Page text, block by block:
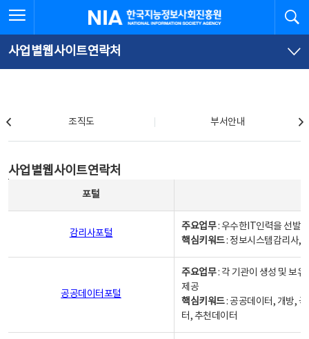
문
로
가
체
뉴
바
가
한국지능정보사회진흥원
사업별웹사이트연락처
조직도 부서안내
사업별웹사이트연락처
포털
감리사포털
주요업무: 우수한IT인력을 선발
핵심키워드: 정보시스템감리사,
공공데이터포털
주요업무: 각 기관이 생성 및 보
제공
핵심키워드: 공공데이터, 개방,
터, 추천데이터